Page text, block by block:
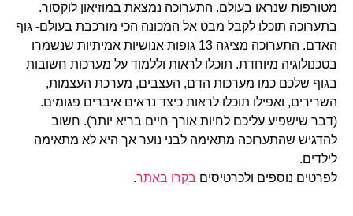
מטורפות שנראו בעולם. התערוכה נמצאת במוזיאון לוקסור.
בתערוכה תוכלו לקבל מבט אל המכונה הכי מורכבת בעולם- גוף
האדם. התערוכה מציגה 13 גופות אנושיות אמיתיות שנשמרו
בטכנולוגיה מיוחדת. תוכלו לראות וללמוד על מערכות חשובות
בגוף שלכם כמו מערכות הדם, העצבים, מערכת העצמות,
השרירים, ואפילו תוכלו לראות כיצד נראים איברים פגומים.
(דבר שישפיע עליכם לחיות אורך חיים בריא יותר). חשוב
להדגיש שהתערוכה מתאימה לבני נוער אך היא לא מתאימה
לילדים.
לפרטים נוספים ולכרטיסים בקרו באתר.